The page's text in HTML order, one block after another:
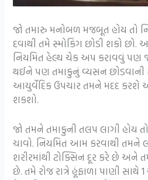
જો તમારુ મનોબળ મજબૂત હોય તો
દવાથી તમે સ્મોકિંગ છોડી શકો
નિયમિત હેલ્થ ચેક અપ કરાવવું પણ
થઈને પણ તમાકુનું વ્યસન છોડવાની
આયુર્વેદિક ઉપચાર તમને મદદ કરશે
શકશો.
જો તમને તમાકુની તલપ લાગી હોય
ચાવો. નિયમિત આમ કરવાથી તમને
શરીરમાંથી ટોક્સિન દૂર કરે છે અને
છે. તમે રોજ રાત્રે હૂંફાળા પાણી સાથે